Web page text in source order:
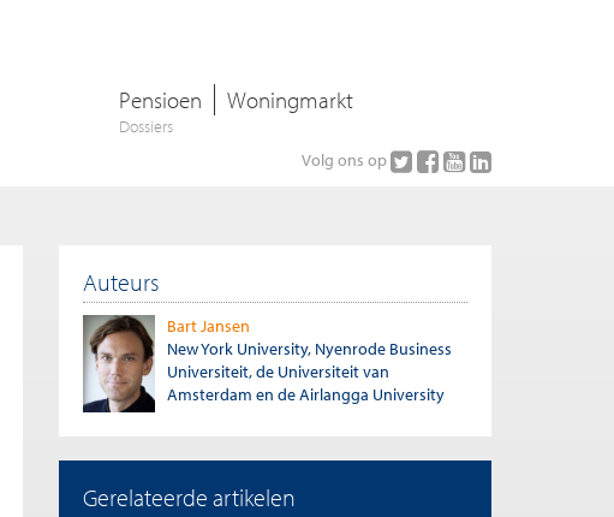
Pensioen Woningmarkt
Dossiers
Volg ons op
Auteurs
Bart Jansen
New York University, Nyenrode Business
Universiteit, de Universiteit van
Amsterdam en de Airlangga University
Gerelateerde artikelen